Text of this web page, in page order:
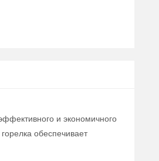
и экономичного
обеспечивает